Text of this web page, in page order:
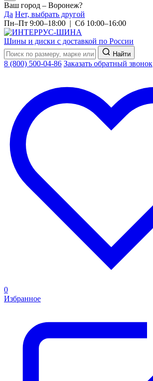
Ваш город – Воронеж?
Да Нет, выбрать другой
Пн–Пт 9:00–18:00 | Сб 10:00–16:00
Шины и диски с доставкой по России
Найти
8 (800) 500-04-86 Заказать обратный звонок
0
Избранное